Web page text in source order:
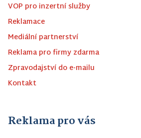
VOP pro inzertní služby
Reklamace
Mediální partnerství
Reklama pro firmy zdarma
Zpravodajství do e-mailu
Kontakt
Reklama pro vás